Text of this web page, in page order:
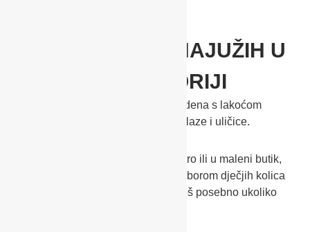
JEDNA IZMEĐU NAJUŽIH U
SVOJOJ KATEGORIJI
Zahvaljujući uskoj izradi okvira, Sadena s lakoćom
savladava čak i najuže gradske prolaze i uličice.
Bez obzira, radi li se o ulasku u metro ili u maleni butik,
niti jedan puteljak nije preuzak. S izborom dječjih kolica
Sadena, zaista nećete pogriješiti, još posebno ukoliko